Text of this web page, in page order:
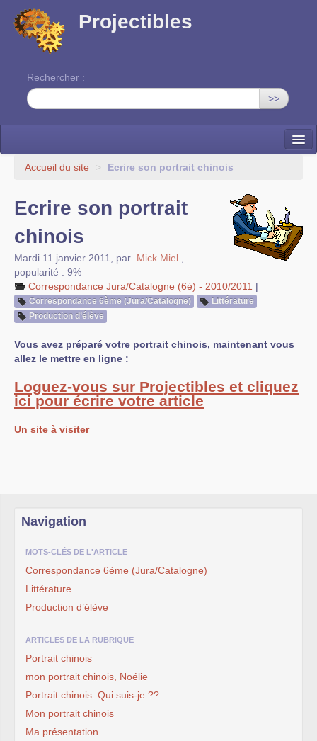
Projectibles
Rechercher :
>>
La ruche
Accueil du site > Ecrire son portrait chinois
Ecrire son portrait
chinois
Mardi 11 janvier 2011 par Mick Miel
popularité : 9%
Correspondance Jura/Catalogne (6è) - 2010/2011 |
Correspondance 6ème (Jura/Catalogne)
Littérature
Production d’élève
Vous avez préparé votre portrait chinois, maintenant vous
allez le mettre en ligne :
Loguez-vous sur Projectibles et cliquez
ici pour écrire votre article
Un site à visiter
Navigation
MOTS-CLÉS DE L'ARTICLE
Correspondance 6ème (Jura/Catalogne)
Littérature
Production d’élève
ARTICLES DE LA RUBRIQUE
Portrait chinois
mon portrait chinois, Noélie
Portrait chinois. Qui suis-je ??
Mon portrait chinois
Ma présentation